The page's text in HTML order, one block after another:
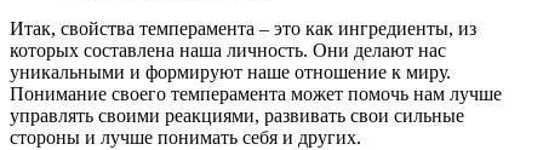
Итак, свойства темперамента – это как ингредиенты, из
которых составлена наша личность. Они делают нас
уникальными и формируют наше отношение к миру.
Понимание своего темперамента может помочь нам лучше
управлять своими реакциями, развивать свои сильные
стороны и лучше понимать себя и других.